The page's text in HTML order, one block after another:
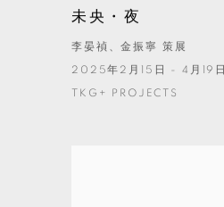
未央・夜
李晏禎、金振寧 策展
2025年2月15日 - 4月19日
TKG+ PROJECTS